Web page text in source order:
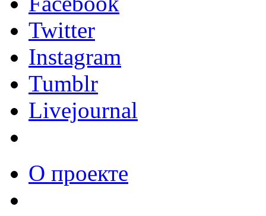
Twitter
Instagram
Tumblr
Livejournal
О проекте